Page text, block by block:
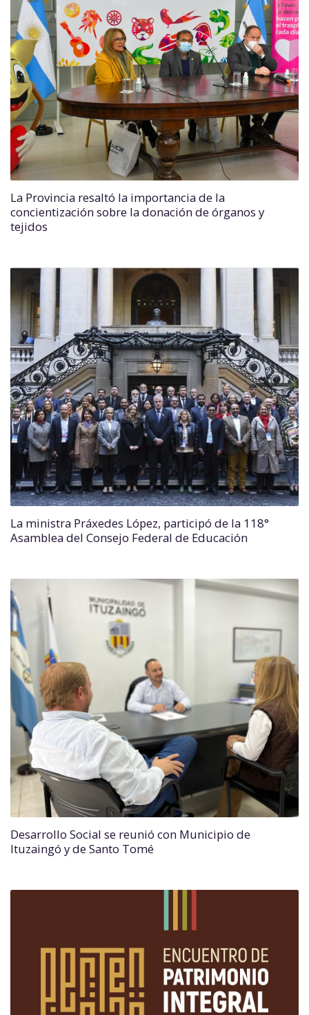
La Provincia resaltó la importancia de la
concientización sobre la donación de órganos y
tejidos
La ministra Práxedes López, participó de la 118°
Asamblea del Consejo Federal de Educación
Desarrollo Social se reunió con Municipio de
Ituzaingó y de Santo Tomé